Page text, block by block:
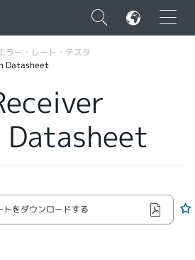
×
ラー・レート・テスタ
Datasheet
トをダウンロードする